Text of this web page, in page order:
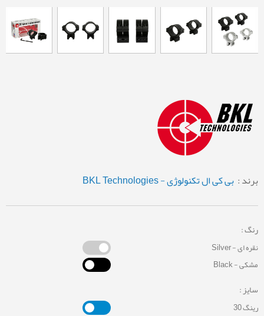
برند : بی کی ال تکنولوژی - BKL Technologies
رنگ :
نقره ای - Silver
مشکی - Black
سایز :
رینگ 30